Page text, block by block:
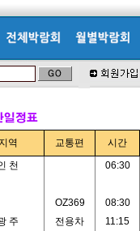
지역 교통편 시간
천 06:30
OZ369
08:30
주
전용차
11:15